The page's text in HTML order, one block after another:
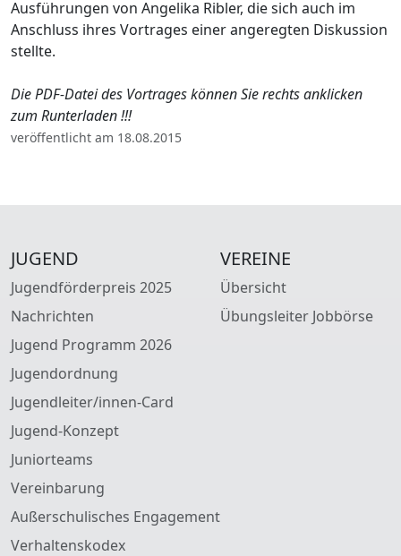
Ausführungen von Angelika Ribler, die sich auch im
Anschluss ihres Vortrages einer angeregten Diskussion
stellte.
Die PDF-Datei des Vortrages können Sie rechts anklicken
zum Runterladen !!!
veröffentlicht am 18.08.2015
JUGEND
Jugendförderpreis 2025
Nachrichten
Jugend Programm 2026
Jugendordnung
Jugendleiter/innen-Card
Jugend-Konzept
Juniorteams
Vereinbarung
Außerschulisches Engagement
Verhaltenskodex
VEREINE
Übersicht
Übungsleiter Jobbörse